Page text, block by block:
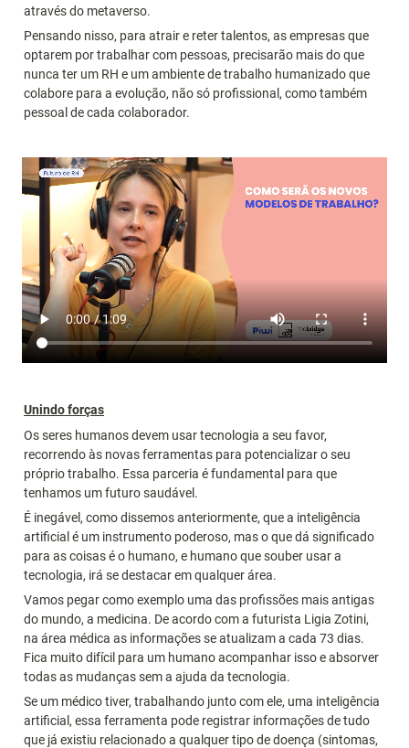
através do metaverso.
Pensando nisso, para atrair e reter talentos, as empresas que
optarem por trabalhar com pessoas, precisarão mais do que
nunca ter um RH e um ambiente de trabalho humanizado que
colabore para a evolução, não só profissional, como também
pessoal de cada colaborador.
Unindo forças
Os seres humanos devem usar tecnologia a seu favor,
recorrendo às novas ferramentas para potencializar o seu
próprio trabalho. Essa parceria é fundamental para que
tenhamos um futuro saudável.
É inegável, como dissemos anteriormente, que a inteligência
artificial é um instrumento poderoso, mas o que dá significado
para as coisas é o humano, e humano que souber usar a
tecnologia, irá se destacar em qualquer área.
Vamos pegar como exemplo uma das profissões mais antigas
do mundo, a medicina. De acordo com a futurista Ligia Zotini,
na área médica as informações se atualizam a cada 73 dias.
Fica muito difícil para um humano acompanhar isso e absorver
todas as mudanças sem a ajuda da tecnologia.
Se um médico tiver, trabalhando junto com ele, uma inteligência
artificial, essa ferramenta pode registrar informações de tudo
que já existiu relacionado a qualquer tipo de doença (sintomas,